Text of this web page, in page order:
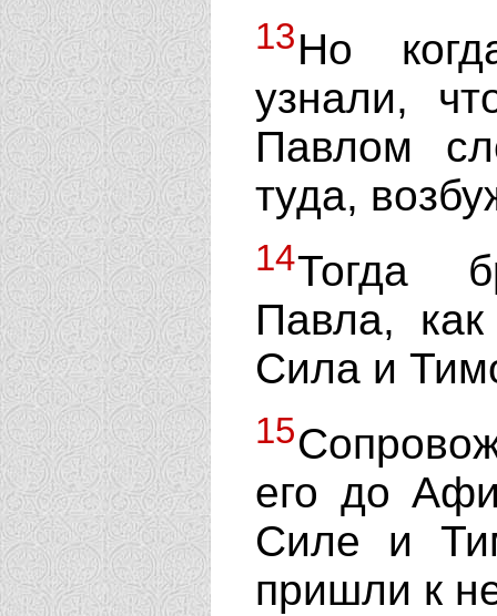
13Но
узнали,
Павлом
туда,
14Тогда
Павла,
Сила и
15
его до
Силе и
пришли к